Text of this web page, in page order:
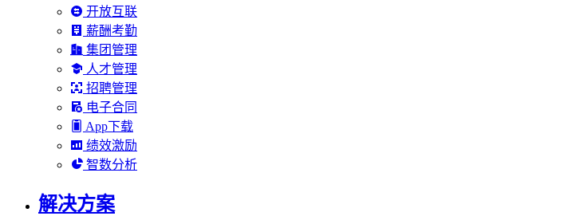
开放互联
薪酬考勤
集团管理
人才管理
招聘管理
电子合同
App下载
绩效激励
智数分析
解决方案